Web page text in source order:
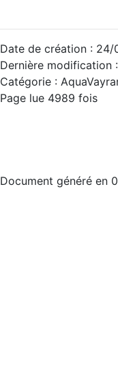
Date de création : 24/
Dernière modification
Catégorie :
Page lue 4989 fois
Document généré en